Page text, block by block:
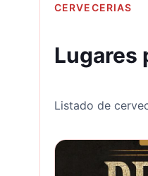
CERVECERIAS
Lugares
Listado de